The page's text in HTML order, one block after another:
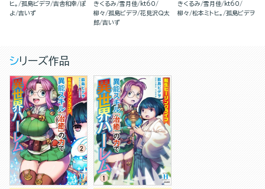
ヒ。
孤島ビデヲ 吉舎和幸 ぽ
よ 吉いず
きくるみ 雪月佳
kt60
柳々 孤島ビデヲ 花見沢Q太
郎 吉いず
きくるみ 雪月佳
kt60
柳々 松本ミトヒ。 孤島ビデヲ
シリーズ作品